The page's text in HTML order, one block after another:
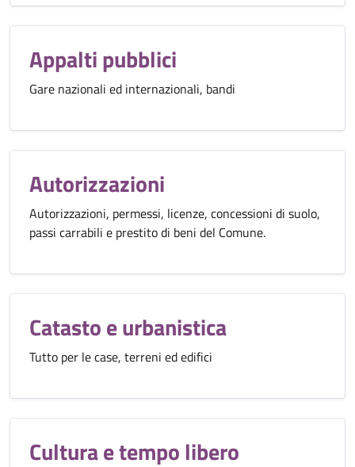
Appalti pubblici
Gare nazionali ed internazionali, bandi
Autorizzazioni
Autorizzazioni, permessi, licenze, concessioni di suolo,
passi carrabili e prestito di beni del Comune.
Catasto e urbanistica
Tutto per le case, terreni ed edifici
Cultura e tempo libero